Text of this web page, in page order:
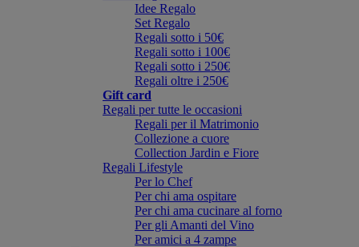
Idee Regalo
Set Regalo
Regali sotto i 50€
Regali sotto i 100€
Regali sotto i 250€
Regali oltre i 250€
Gift card
Regali per tutte le occasioni
Regali per il Matrimonio
Collezione a cuore
Collection Jardin e Fiore
Regali Lifestyle
Per lo Chef
Per chi ama ospitare
Per chi ama cucinare al forno
Per gli Amanti del Vino
Per amici a 4 zampe